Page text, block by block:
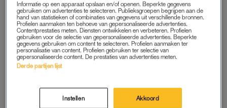
elkaar, helemaal in hun eigen bubbel. Niemand – geen arts,
geen familielid, niemand – had geweten van de
zwangerschap. Het stel hield het verborgen omdat ze al
eerder een ernstig ondervoede baby hadden moeten afstaan
en dachten: dat overkomt ons niet nóg een keer. Mateloos
fascinerend, maar toen de aanklager de sectiefoto’s wilde
geboorte overleden, dus ik probeer mezelf op zo’n moment uit
te schakelen, de emoties niet al te zeer binnen te laten
Informatie op een apparaat opslaan en/of openen. Beperkte gegevens
gebruiken om advertenties te selecteren. Publieksgroepen begrijpen aan de
hand van statistieken of combinaties van gegevens uit verschillende bronnen.
Profielen aanmaken ten behoeve van gepersonaliseerde advertenties.
Contentprestaties meten. Diensten ontwikkelen en verbeteren. Profielen
gebruiken voor de selectie van gepersonaliseerde advertenties. Beperkte
gegevens gebruiken om content te selecteren. Profielen aanmaken ter
personalisatie van content. Profielen gebruiken ter selectie van
gepersonaliseerde content. De prestaties van advertenties meten.
Derde partijen lijst
Instellen Akkoord